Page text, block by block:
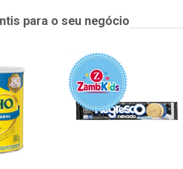
para o seu negócio